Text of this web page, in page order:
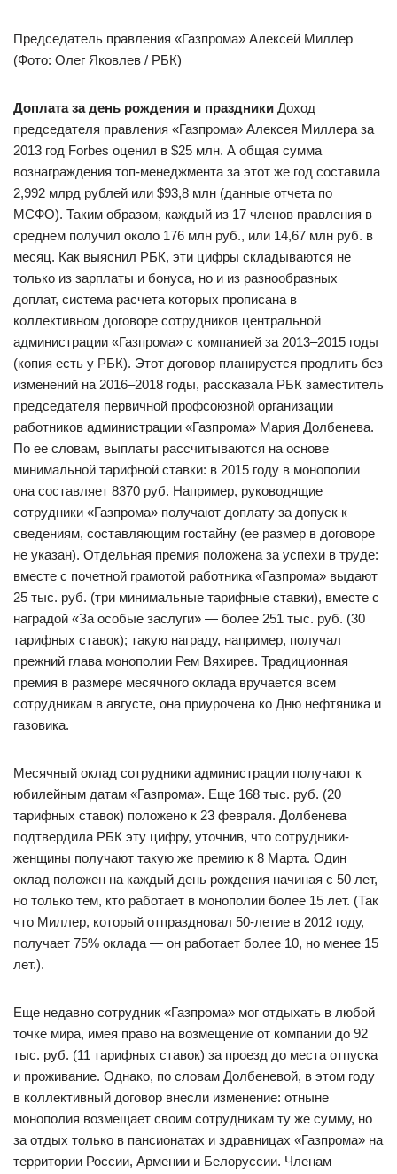
Председатель правления «Газпрома» Алексей Миллер
(Фото: Олег Яковлев / РБК)
​​​Доплата за день рождения и праздники Доход
председателя правления «Газпрома» Алексея Миллера за
2013 год Forbes оценил в $25 млн. А общая сумма
вознаграждения топ-менеджмента за этот же год составила
2,992 млрд рублей или $93,8 млн (данные отчета по
МСФО). Таким образом, каждый из 17 членов правления в
среднем получил около 176 млн руб., или 14,67 млн руб. в
месяц. Как выяснил РБК, эти цифры складываются не
только из зарплаты и бонуса, но и из разнообразных
доплат, система расчета которых прописана в
коллективном договоре сотрудников центральной
администрации «Газпрома» с компанией за 2013–2015 годы
(копия есть у РБК). Этот договор планируется продлить без
изменений на 2016–2018 годы, рассказала РБК заместитель
председателя первичной профсоюзной организации
работников администрации «Газпрома» Мария Долбенева.
По ее словам, выплаты рассчитываются на основе
минимальной тарифной ставки: в 2015 году в монополии
она составляет 8370 руб. Например, руководящие
сотрудники «Газпрома» получают доплату за допуск к
сведениям, составляющим гостайну (ее размер в договоре
не указан). Отдельная премия положена за успехи в труде:
вместе с почетной грамотой работника «Газпрома» выдают
25 тыс. руб. (три минимальные тарифные ставки), вместе с
наградой «За особые заслуги» — более 251 тыс. руб. (30
тарифных ставок); такую награду, например, получал
прежний глава монополии Рем Вяхирев. Традиционная
премия в размере месячного оклада вручается всем
сотрудникам в августе, она приурочена ко Дню нефтяника и
газовика.
Месячный оклад сотрудники администрации получают к
юбилейным датам «Газпрома». Еще 168 тыс. руб. (20
тарифных ставок) положено к 23 февраля. Долбенева
подтвердила РБК эту цифру, уточнив, что сотрудники-
женщины получают такую же премию к 8 Марта. Один
оклад положен на каждый день рождения начиная с 50 лет,
но только тем, кто работает в монополии более 15 лет. (Так
что Миллер, который отпраздновал 50-летие в 2012 году,
получает 75% оклада — он работает более 10, но менее 15
лет.).
Еще недавно сотрудник «Газпрома» мог отдыхать в любой
точке мира, имея право на возмещение от компании до 92
тыс. руб. (11 тарифных ставок) за проезд до места отпуска
и проживание. Однако, по словам Долбеневой, в этом году
в коллективный договор внесли изменение: отныне
монополия возмещает своим сотрудникам ту же сумму, но
за отдых только в пансионатах и здравницах «Газпрома» на
территории России, Армении и Белоруссии. Членам